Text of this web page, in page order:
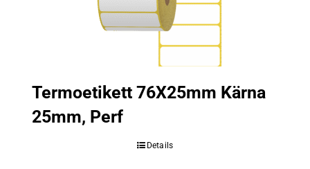
Termoetikett 76X25mm Kärna
25mm, Perf
Details